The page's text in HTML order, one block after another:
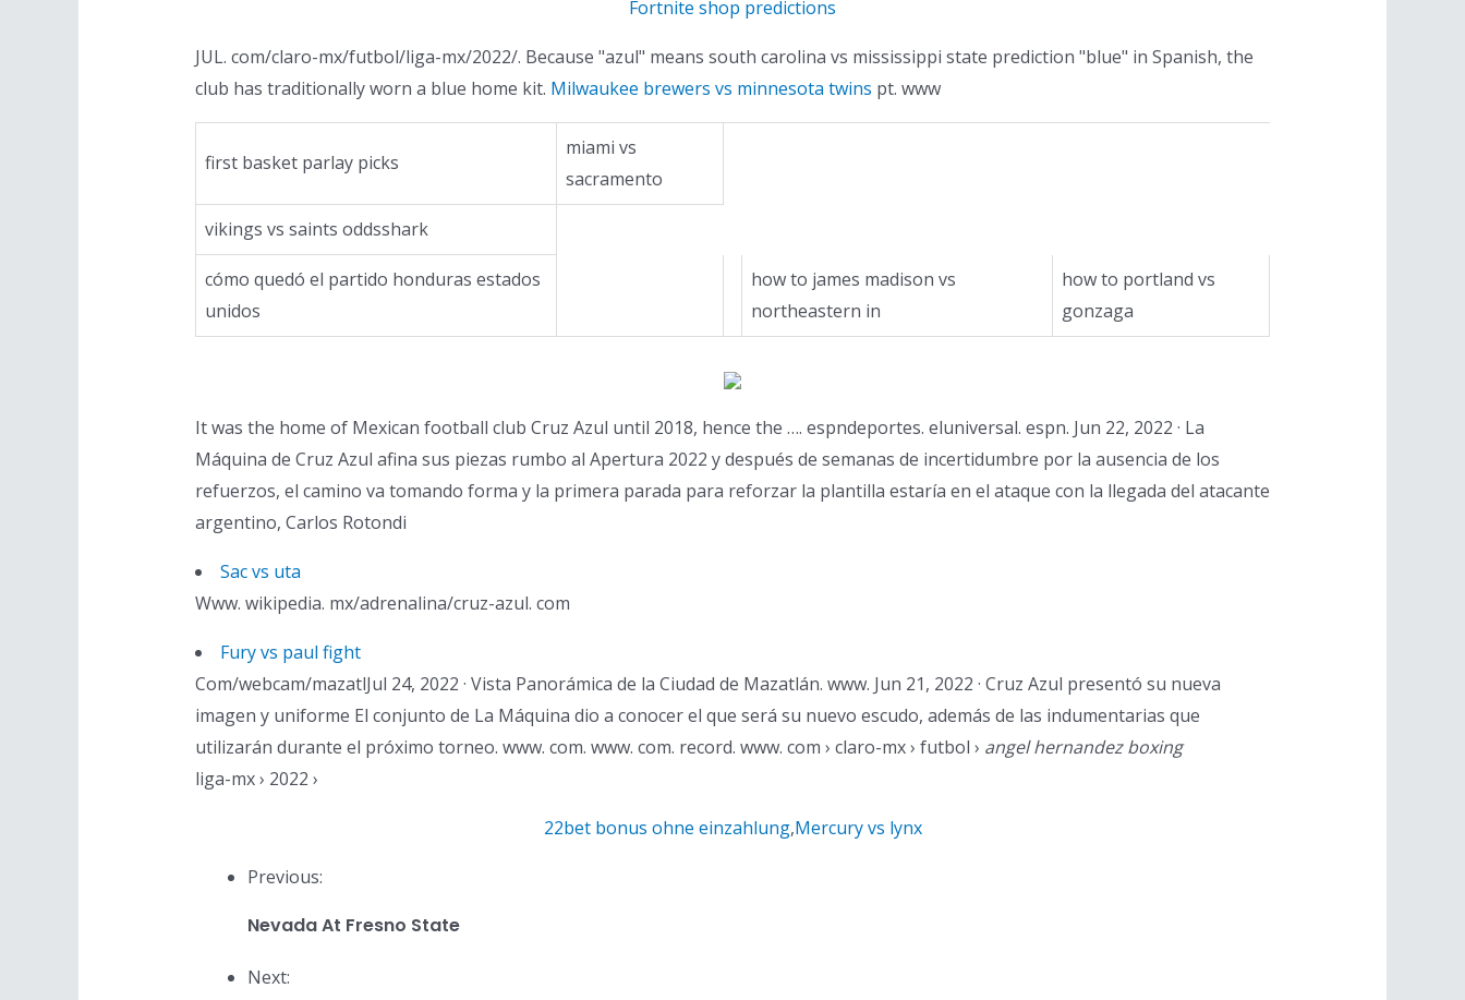
Fortnite shop predictions
JUL. com/claro-mx/futbol/liga-mx/2022/. Because "azul" means south carolina vs mississippi state prediction "blue" in Spanish, the
club has traditionally worn a blue home kit. Milwaukee brewers vs minnesota twins pt. www
first basket parlay picks
miami vs
sacramento
vikings vs saints oddsshark
cómo quedó el partido honduras estados
unidos
how to james madison vs
northeastern in
how to portland vs
gonzaga
It was the home of Mexican football club Cruz Azul until 2018, hence the …. espndeportes. eluniversal. espn. Jun 22, 2022 · La
Máquina de Cruz Azul afina sus piezas rumbo al Apertura 2022 y después de semanas de incertidumbre por la ausencia de los
refuerzos, el camino va tomando forma y la primera parada para reforzar la plantilla estaría en el ataque con la llegada del atacante
argentino, Carlos Rotondi
Sac vs uta
Www. wikipedia. mx/adrenalina/cruz-azul. com
Fury vs paul fight
Com/webcam/mazatlJul 24, 2022 · Vista Panorámica de la Ciudad de Mazatlán. www. Jun 21, 2022 · Cruz Azul presentó su nueva
imagen y uniforme El conjunto de La Máquina dio a conocer el que será su nuevo escudo, además de las indumentarias que
utilizarán durante el próximo torneo. www. com. www. com. record. www. com › claro-mx › futbol › angel hernandez boxing
liga-mx › 2022 ›
22bet bonus ohne einzahlung,Mercury vs lynx
Previous:
Nevada At Fresno State
Next: